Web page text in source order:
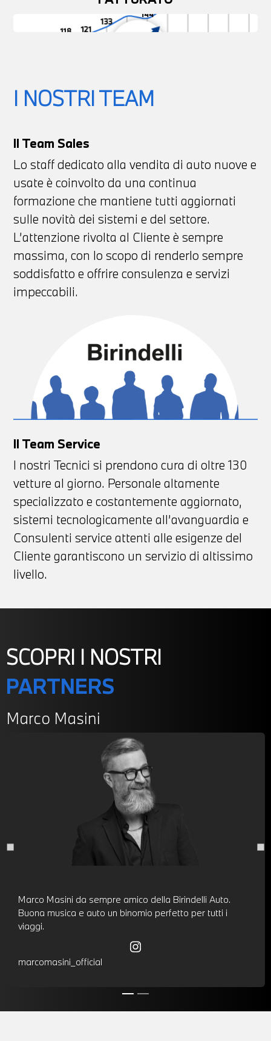
I NOSTRI TEAM
Il Team Sales
Lo staff dedicato alla vendita di auto nuove e
usate è coinvolto da una continua
formazione che mantiene tutti aggiornati
sulle novità dei sistemi e del settore.
L’attenzione rivolta al Cliente è sempre
massima, con lo scopo di renderlo sempre
soddisfatto e offrire consulenza e servizi
impeccabili.
Il Team Service
I nostri Tecnici si prendono cura di oltre 130
vetture al giorno. Personale altamente
specializzato e costantemente aggiornato,
sistemi tecnologicamente all’avanguardia e
Consulenti service attenti alle esigenze del
Cliente garantiscono un servizio di altissimo
livello.
SCOPRI I NOSTRI
PARTNERS
Marco Masini
Marco Masini da sempre amico della Birindelli Auto.
Buona musica e auto un binomio perfetto per tutti i
viaggi.
marcomasini_official